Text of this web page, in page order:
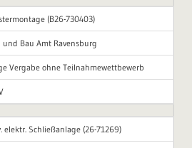
(B26-730403)
und Bau Amt Ravensburg
Vergabe ohne Teilnahmewettbewerb
elektr. Schließanlage (26-71269)